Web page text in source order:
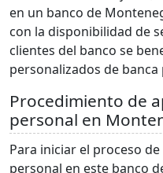
en un banco de
con la disponibilidad de
clientes del banco se
personalizados de banca
Procedimiento de
personal en
Para iniciar el proceso
personal en este banco